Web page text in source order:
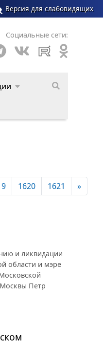
Версия для слабовидящих
Социальные сети:
1620 1621 »
и ликвидации
области и мэре
Петр